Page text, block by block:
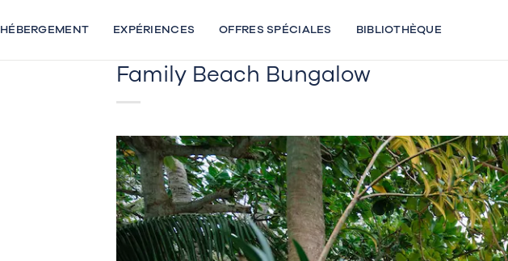
au
HÉBERGEMENT EXPÉRIENCES OFFRES SPÉCIALES BIBLIOTHÈQUE
Family Beach Bungalow